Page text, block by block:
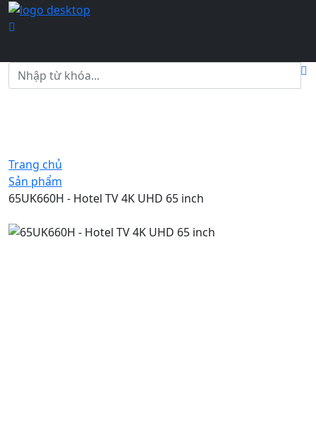
Trang chủ
Sản phẩm
65UK660H - Hotel TV 4K UHD 65 inch